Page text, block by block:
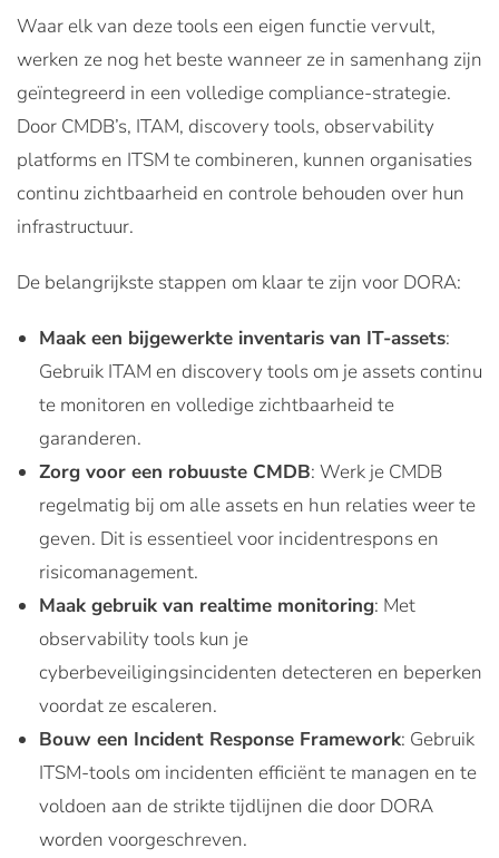
Waar elk van deze tools een eigen functie vervult,
werken ze nog het beste wanneer ze in samenhang zijn
geïntegreerd in een volledige compliance-strategie.
Door CMDB’s, ITAM, discovery tools, observability
platforms en ITSM te combineren, kunnen organisaties
continu zichtbaarheid en controle behouden over hun
infrastructuur.
De belangrijkste stappen om klaar te zijn voor DORA:
Maak een bijgewerkte inventaris van IT-assets:
Gebruik ITAM en discovery tools om je assets continu
te monitoren en volledige zichtbaarheid te
garanderen.
Zorg voor een robuuste CMDB: Werk je CMDB
regelmatig bij om alle assets en hun relaties weer te
geven. Dit is essentieel voor incidentrespons en
risicomanagement.
Maak gebruik van realtime monitoring: Met
observability tools kun je
cyberbeveiligingsincidenten detecteren en beperken
voordat ze escaleren.
Bouw een Incident Response Framework: Gebruik
ITSM-tools om incidenten efficiënt te managen en te
voldoen aan de strikte tijdlijnen die door DORA
worden voorgeschreven.